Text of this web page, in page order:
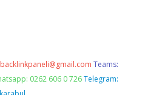
backlinkpaneli@gmail.com Teams:
0262 606 0 726 Telegram: